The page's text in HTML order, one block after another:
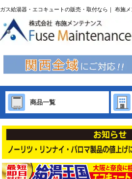
ガス給湯器・エコキュートの販売・取付なら｜ 布施メ
商品一覧